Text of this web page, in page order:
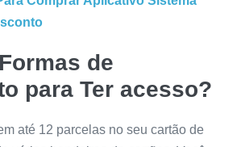
de
para Ter acesso?
até 12 parcelas no seu cartão de